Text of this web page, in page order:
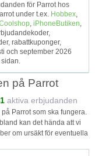
för Parrot hos
under t.ex. Hobbex,
, iPhoneButiken,
rabattkuponger,
och september 2026
på Parrot
aktiva erbjudanden
Parrot som ska fungera.
kan det hända att vi
om ursäkt för eventuella